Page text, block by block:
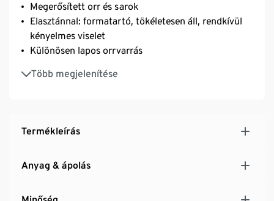
Megerősített orr és sarok
Elasztánnal: formatartó, tökéletesen áll, rendkívül
kényelmes viselet
Különösen lapos orrvarrás
Több megjelenítése
Pamut
Termékleírás
Anyag & ápolás